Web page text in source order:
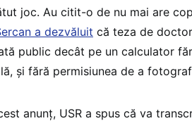
joc. Au citit-o de nu mai are
a dezvăluit că teza de
public decât pe un calculator
și fără permisiunea de a
anunț, USR a spus că va